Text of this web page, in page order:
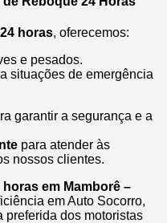
horas, oferecemos:
e pesados.
situações de emergência
garantir a segurança e a
para atender às
nossos clientes.
horas em Mamborê –
em Auto Socorro,
preferida dos motoristas